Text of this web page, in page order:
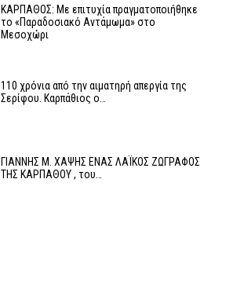
ΚΑΡΠΑΘΟΣ: Με επιτυχία πραγματοποιήθηκε
το «Παραδοσιακό Αντάμωμα» στο
Μεσοχώρι
110 χρόνια από την αιματηρή απεργία της
Σερίφου. Καρπάθιος ο…
ΓΙΑΝΝΗΣ Μ. ΧΑΨΗΣ ΕΝΑΣ ΛΑΪΚΟΣ ΖΩΓΡΑΦΟΣ
ΤΗΣ ΚΑΡΠΑΘΟΥ , του…